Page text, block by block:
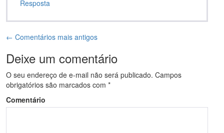
Resposta
← Comentários mais antigos
Deixe um comentário
O seu endereço de e-mail não será publicado. Campos
obrigatórios são marcados com *
Comentário